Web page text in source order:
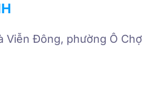
Viễn Đông, phường Ô Chợ